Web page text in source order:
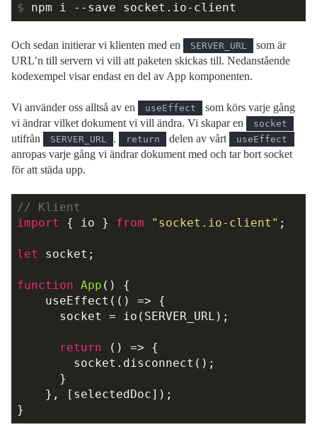
$ npm i --save socket.io-client
Och sedan initierar vi klienten med en SERVER_URL
som är
URL’n till servern vi vill att paketen skickas till. Nedanstående
kodexempel visar endast en del av App komponenten.
Vi använder oss alltså av en useEffect
som körs varje gång
vi ändrar vilket dokument vi vill ändra. Vi skapar en
socket
utifrån SERVER_URL . return delen av vårt useEffect
anropas varje gång vi ändrar dokument med och tar bort socket
för att städa upp.
// Klient
import
{ io } from "socket.io-client" ;
let socket;
function App ( ) {
    useEffect(
() => {
      socket = io(SERVER_URL);
return () => {
        socket.disconnect();
      }
    }, [selectedDoc]);